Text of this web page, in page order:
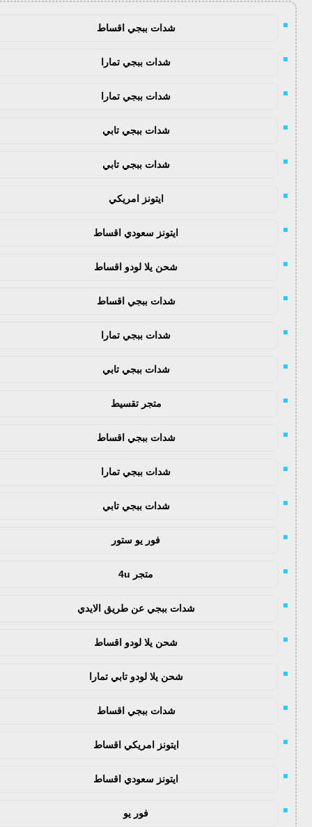
شدات ببجي اقساط
شدات ببجي تمارا
شدات ببجي تمارا
شدات ببجي تابي
شدات ببجي تابي
ايتونز امريكي
ايتونز سعودي اقساط
شحن يلا لودو اقساط
شدات ببجي اقساط
شدات ببجي تمارا
شدات ببجي تابي
متجر تقسيط
شدات ببجي اقساط
شدات ببجي تمارا
شدات ببجي تابي
فور يو ستور
متجر 4u
شدات ببجي عن طريق الايدي
شحن يلا لودو اقساط
شحن يلا لودو تابي تمارا
شدات ببجي اقساط
ايتونز امريكي اقساط
ايتونز سعودي اقساط
فور يو